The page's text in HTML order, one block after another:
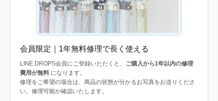
会員限定｜1年無料修理で長く使える
LINE DROPS会員にご登録いただくと、 ご購入から1年以内の修理
費用が無料 になります。
修理をご希望の場合は、商品の状態が分かるお写真をお送りくださ
い。修理可能か確認いたします。